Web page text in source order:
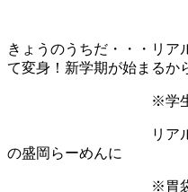
きょうのうちだ・・・リア
て変身！新学期が始まるか
※学生ちゃうや
リアル内田は休
の盛岡らーめんに
※胃袋は学生並